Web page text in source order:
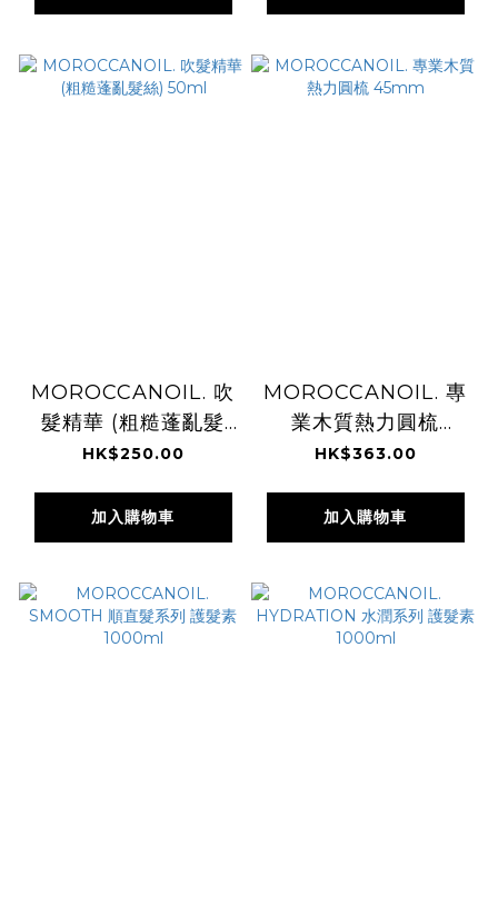
MOROCCANOIL. 吹
髮精華 (粗糙蓬亂髮
絲) 50ml
HK$250.00
加入購物車
MOROCCANOIL. 專
業木質熱力圓梳
45mm
HK$363.00
加入購物車